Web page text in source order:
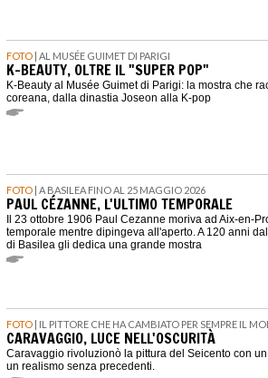
FOTO | AL MUSÉE GUIMET DI PARIGI
K-BEAUTY, OLTRE IL "SUPER POP"
K-Beauty al Musée Guimet di Parigi: la mostra che
coreana, dalla dinastia Joseon alla K-pop
FOTO | A BASILEA FINO AL 25 MAGGIO 2026
PAUL CÉZANNE, L'ULTIMO TEMPORALE
Il 23 ottobre 1906 Paul Cezanne moriva ad Aix-en-
temporale mentre dipingeva all'aperto. A 120 anni
di Basilea gli dedica una grande mostra
FOTO | IL PITTORE CHE HA CAMBIATO PER SEMPRE IL
CARAVAGGIO, LUCE NELL'OSCURITÀ
Caravaggio rivoluzionò la pittura del Seicento con
un realismo senza precedenti.